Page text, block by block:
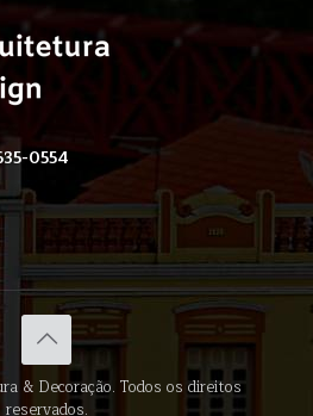
0554
& Decoração. Todos os direitos
reservados.